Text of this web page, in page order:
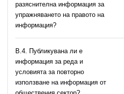
разяснителна информация за
упражняването на правото на
информация?
В.4. Публикувана ли е
информация за реда и
условията за повторно
използване на информация от